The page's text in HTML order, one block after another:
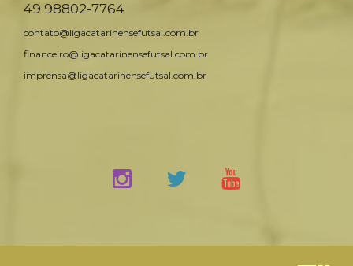
49 98802-7764
contato@ligacatarinensefutsal.com.br
financeiro@ligacatarinensefutsal.com.br
imprensa@ligacatarinensefutsal.com.br